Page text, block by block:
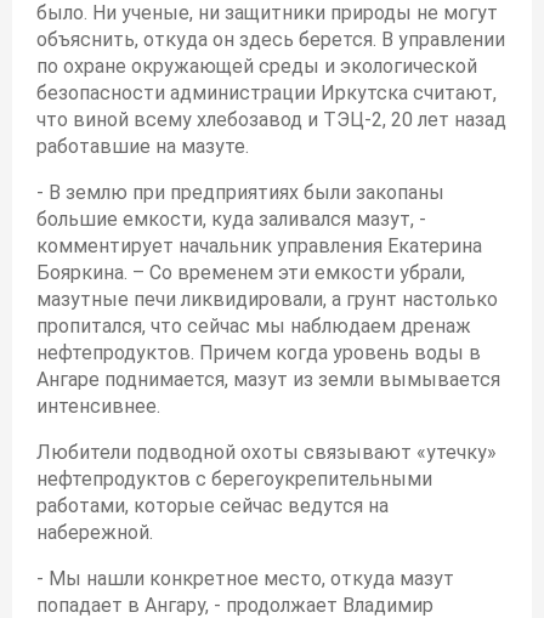
было. Ни ученые, ни защитники природы не могут
объяснить, откуда он здесь берется. В управлении
по охране окружающей среды и экологической
безопасности администрации Иркутска считают,
что виной всему хлебозавод и ТЭЦ-2, 20 лет назад
работавшие на мазуте.
- В землю при предприятиях были закопаны
большие емкости, куда заливался мазут, -
комментирует начальник управления Екатерина
Бояркина. – Со временем эти емкости убрали,
мазутные печи ликвидировали, а грунт настолько
пропитался, что сейчас мы наблюдаем дренаж
нефтепродуктов. Причем когда уровень воды в
Ангаре поднимается, мазут из земли вымывается
интенсивнее.
Любители подводной охоты связывают «утечку»
нефтепродуктов с берегоукрепительными
работами, которые сейчас ведутся на
набережной.
- Мы нашли конкретное место, откуда мазут
попадает в Ангару, - продолжает Владимир